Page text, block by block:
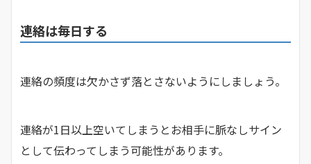
連絡は毎日する
連絡の頻度は欠かさず落とさないようにしましょう。
連絡が1日以上空いてしまうとお相手に脈なしサイン
として伝わってしまう可能性があります。